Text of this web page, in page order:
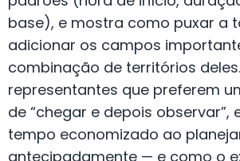
base), e mostra como puxar a
adicionar os campos
combinação de territórios
representantes que preferem
de “chegar e depois observar”,
tempo economizado ao
antecipadamente — e como o